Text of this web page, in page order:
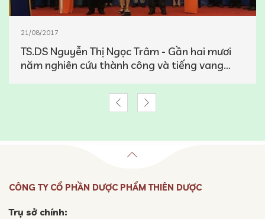
21/08/2017
TS.DS Nguyễn Thị Ngọc Trâm - Gần hai mươi
năm nghiên cứu thành công và tiếng vang
CÔNG TY CỔ PHẦN DƯỢC PHẨM THIÊN DƯỢC
Trụ sở chính: